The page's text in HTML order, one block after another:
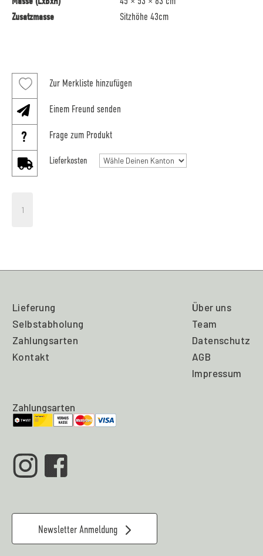
Zusatzmasse
Sitzhöhe 43cm
Zur Merkliste hinzufügen
Einem Freund senden
Frage zum Produkt
Lieferkosten
Gartenstuhl
Lieferung
Selbstabholung
Zahlungsarten
Kontakt
Über uns
Team
Datenschutz
AGB
Impressum
Zahlungsarten
Newsletter Anmeldung